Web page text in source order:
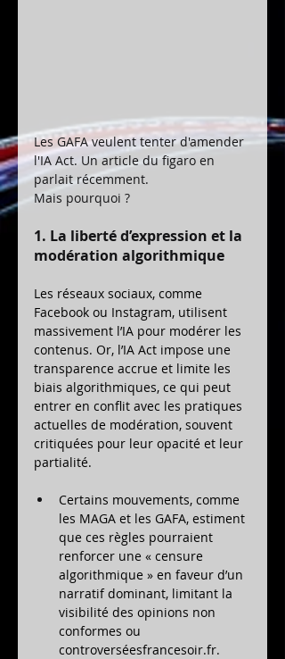
Les GAFA veulent tenter d'amender
l'IA Act. Un article du figaro en
parlait récemment.
Mais pourquoi ?
1. La liberté d’expression et la
modération algorithmique
Les réseaux sociaux, comme
Facebook ou Instagram, utilisent
massivement l’IA pour modérer les
contenus. Or, l’IA Act impose une
transparence accrue et limite les
biais algorithmiques, ce qui peut
entrer en conflit avec les pratiques
actuelles de modération, souvent
critiquées pour leur opacité et leur
partialité.
Certains mouvements, comme
les MAGA et les GAFA, estiment
que ces règles pourraient
renforcer une « censure
algorithmique » en faveur d’un
narratif dominant, limitant la
visibilité des opinions non
conformes ou
controverséesfrancesoir.fr.